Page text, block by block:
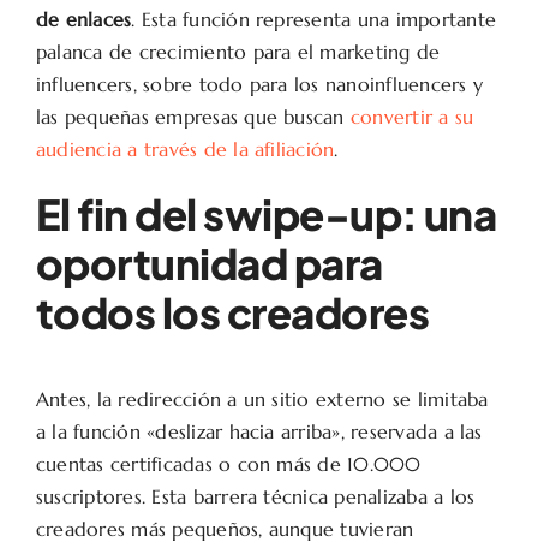
de enlaces. Esta función representa una importante
palanca de crecimiento para el marketing de
influencers, sobre todo para los nanoinfluencers y
las pequeñas empresas que buscan convertir a su
audiencia a través de la afiliación.
El fin del swipe-up: una
oportunidad para
todos los creadores
Antes, la redirección a un sitio externo se limitaba
a la función «deslizar hacia arriba», reservada a las
cuentas certificadas o con más de 10.000
suscriptores. Esta barrera técnica penalizaba a los
creadores más pequeños, aunque tuvieran